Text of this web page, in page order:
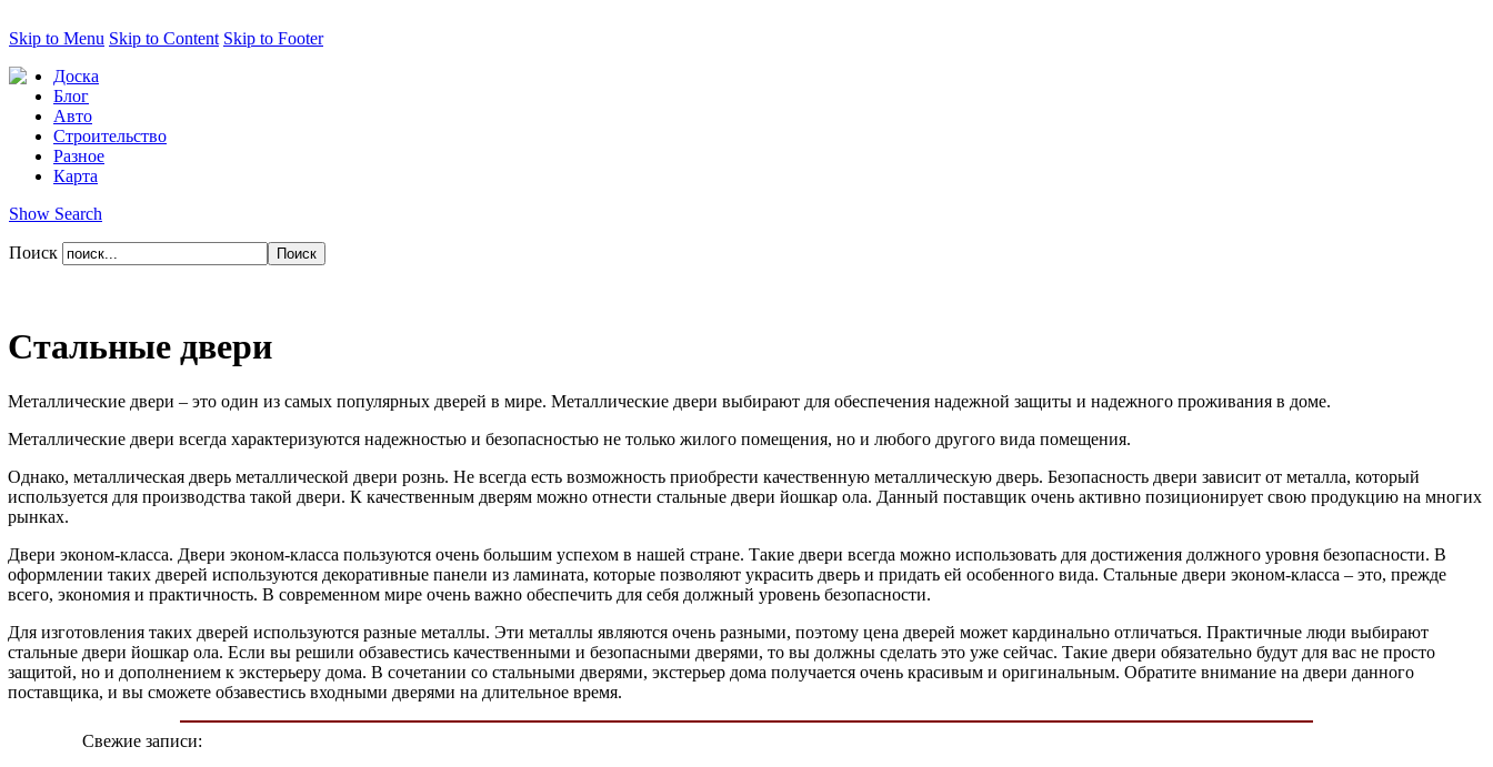
Skip to Menu Skip to Content Skip to Footer
Доска
Блог
Авто
Строительство
Разное
Карта
Show Search
Поиск
Стальные двери
Металлические двери – это один из самых популярных дверей в мире. Металлические двери выбирают для обеспечения надежной защиты и надежного проживания в доме.
Металлические двери всегда характеризуются надежностью и безопасностью не только жилого помещения, но и любого другого вида помещения.
Однако, металлическая дверь металлической двери рознь. Не всегда есть возможность приобрести качественную металлическую дверь. Безопасность двери зависит от металла, который
используется для производства такой двери. К качественным дверям можно отнести стальные двери йошкар ола. Данный поставщик очень активно позиционирует свою продукцию на многих
рынках.
Двери эконом-класса. Двери эконом-класса пользуются очень большим успехом в нашей стране. Такие двери всегда можно использовать для достижения должного уровня безопасности. В
оформлении таких дверей используются декоративные панели из ламината, которые позволяют украсить дверь и придать ей особенного вида. Стальные двери эконом-класса – это, прежде
всего, экономия и практичность. В современном мире очень важно обеспечить для себя должный уровень безопасности.
Для изготовления таких дверей используются разные металлы. Эти металлы являются очень разными, поэтому цена дверей может кардинально отличаться. Практичные люди выбирают
стальные двери йошкар ола. Если вы решили обзавестись качественными и безопасными дверями, то вы должны сделать это уже сейчас. Такие двери обязательно будут для вас не просто
защитой, но и дополнением к экстерьеру дома. В сочетании со стальными дверями, экстерьер дома получается очень красивым и оригинальным. Обратите внимание на двери данного
поставщика, и вы сможете обзавестись входными дверями на длительное время.
Свежие записи: